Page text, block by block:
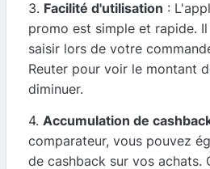
3. Facilité d'utilisation :
promo est simple et rapide.
saisir lors de votre
Reuter pour voir le montant
diminuer.
4. Accumulation de
comparateur, vous pouvez
de cashback sur vos achats.